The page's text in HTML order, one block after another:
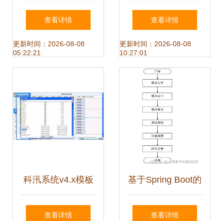
Windows 集成实验
系统 v1.0 官方版
的跨平台之门
查看详情
更新时间：2026-08-08
05:22:21
程、组织架构图及
程序与系统开发全
解析
查看详情
更新时间：2026-08-08
10:27:01
科汛系统v4.x模板
绑定教程 — 开创
查看详情
基于Spring Boot的
流浪动物救助管理
查看详情